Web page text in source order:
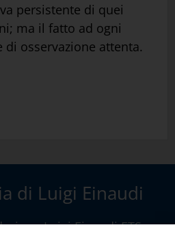
persistente di quei
ma il fatto ad ogni
osservazione attenta.
di Luigi Einaudi
Luigi Einaudi ETS